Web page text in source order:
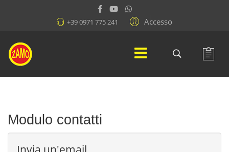
Accesso
+39 0971 775 241
Modulo contatti